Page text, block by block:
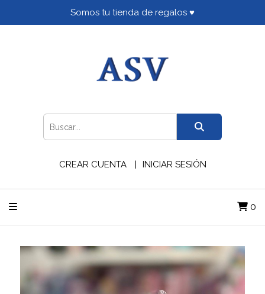
Somos tu tienda de regalos ♥
CREAR CUENTA INICIAR SESIÓN
0